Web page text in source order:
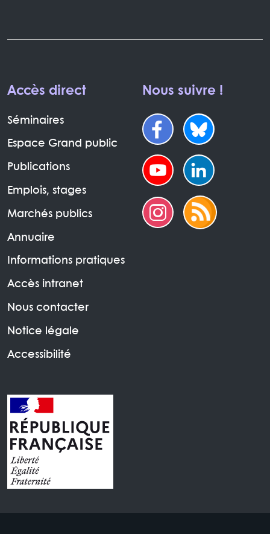
Accès direct
Séminaires
Espace Grand public
Publications
Emplois, stages
Marchés publics
Annuaire
Informations pratiques
Accès intranet
Nous contacter
Notice légale
Accessibilité
Nous suivre !